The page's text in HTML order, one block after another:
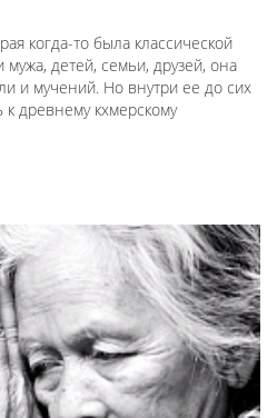
когда-то была классической
детей, семьи, друзей, она
и мучений. Но внутри ее до сих
древнему кхмерскому